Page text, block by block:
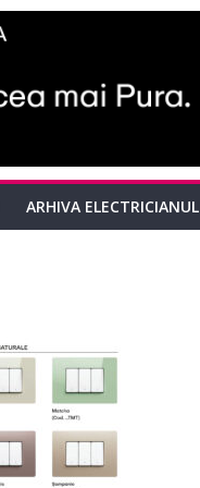
ARHIVA ELECTRICIANUL